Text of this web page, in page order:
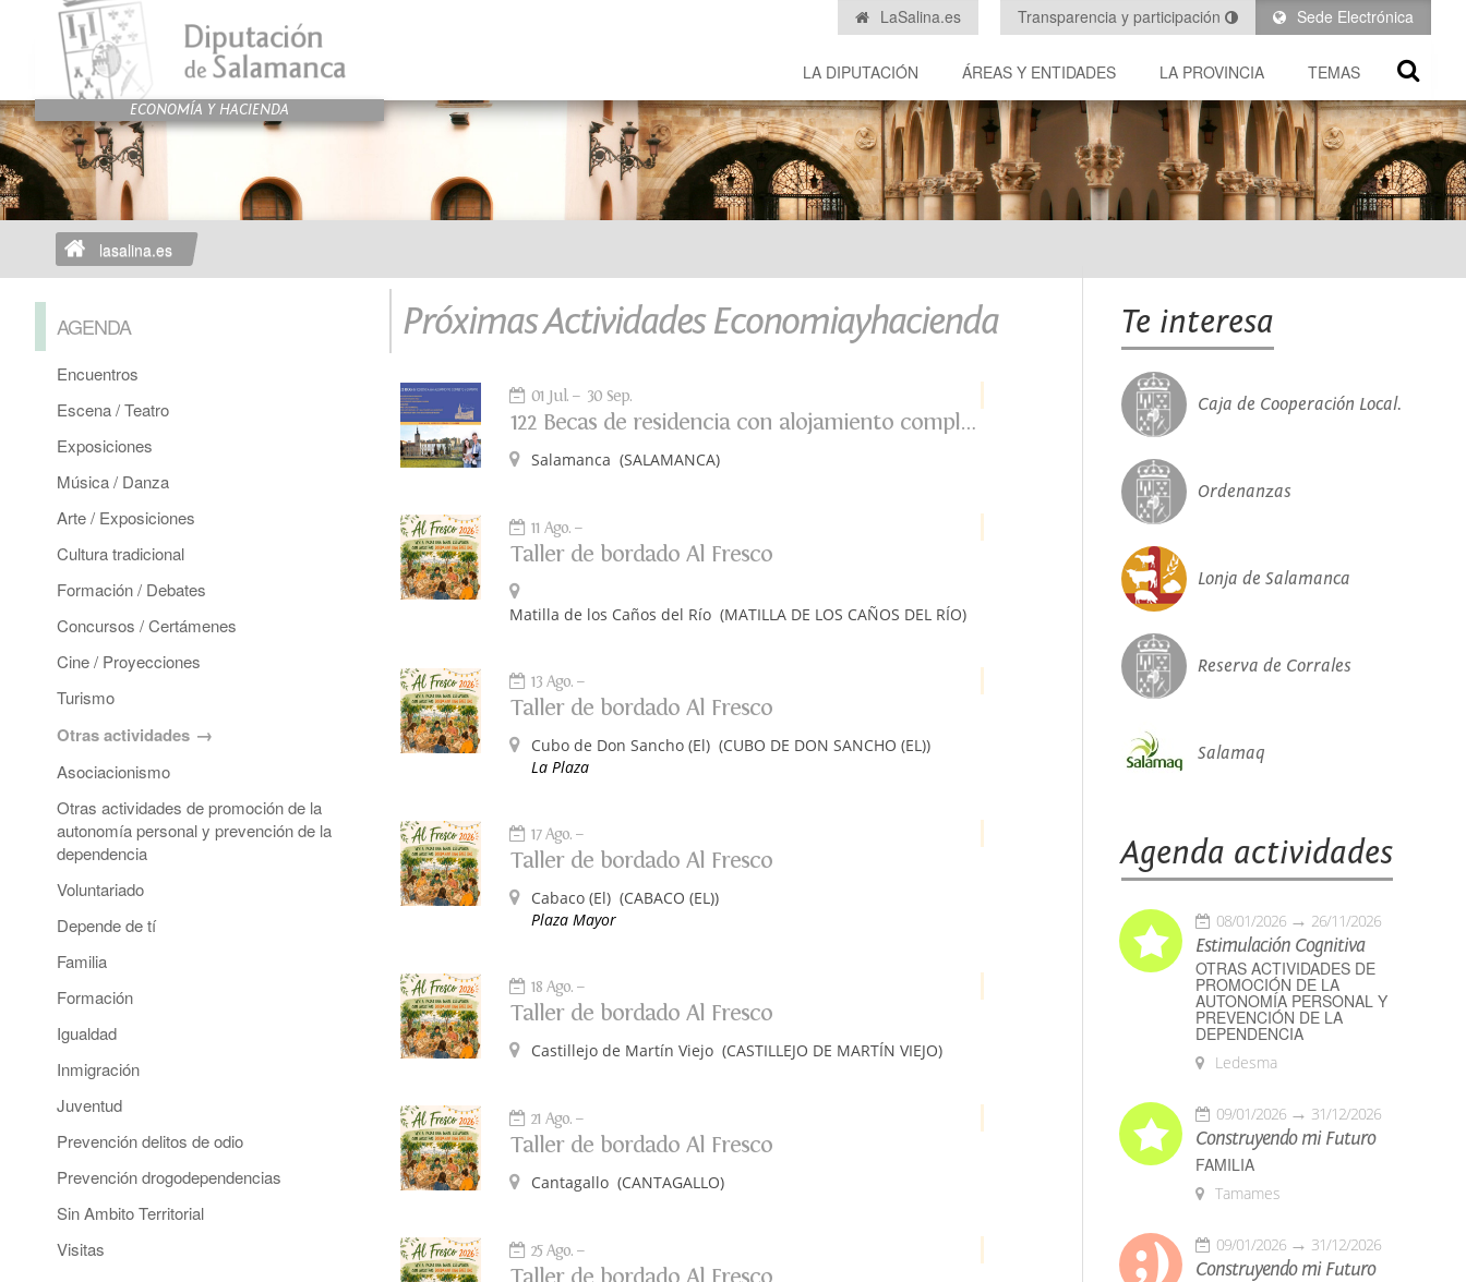
Sede Electrónica
Transparencia y participación
LaSalina.es
LA DIPUTACIÓN ÁREAS Y ENTIDADES LA PROVINCIA TEMAS
lasalina.es
AGENDA
Encuentros
Escena / Teatro
Exposiciones
Música / Danza
Arte / Exposiciones
Cultura tradicional
Formación / Debates
Concursos / Certámenes
Cine / Proyecciones
Turismo
Otras actividades
Asociacionismo
Otras actividades de promoción de la
autonomía personal y prevención de la
dependencia
Voluntariado
Depende de tí
Familia
Formación
Igualdad
Inmigración
Juventud
Prevención delitos de odio
Prevención drogodependencias
Sin Ambito Territorial
Visitas
Próximas Actividades Economiayhacienda
01 Jul. 30 Sep.
122 Becas de residencia con alojamiento completo y gratuito
Salamanca (SALAMANCA)
11 Ago.
Taller de bordado Al Fresco
Matilla de los Caños del Río (MATILLA DE LOS CAÑOS DEL RÍO)
13 Ago.
Taller de bordado Al Fresco
Cubo de Don Sancho (El) (CUBO DE DON SANCHO (EL))
La Plaza
17 Ago.
Taller de bordado Al Fresco
Cabaco (El) (CABACO (EL))
Plaza Mayor
18 Ago.
Taller de bordado Al Fresco
Castillejo de Martín Viejo (CASTILLEJO DE MARTÍN VIEJO)
21 Ago.
Taller de bordado Al Fresco
Cantagallo (CANTAGALLO)
25 Ago.
Te interesa
Caja de Cooperación Local.
Ordenanzas
Lonja de Salamanca
Reserva de Corrales
Salamaq
Agenda actividades
08/01/2026 26/11/2026
Estimulación Cognitiva
OTRAS ACTIVIDADES DE
PROMOCIÓN DE LA
AUTONOMÍA PERSONAL Y
PREVENCIÓN DE LA
DEPENDENCIA
Ledesma
09/01/2026 31/12/2026
Construyendo mi Futuro
FAMILIA
Tamames
09/01/2026 31/12/2026
Construyendo mi Futuro